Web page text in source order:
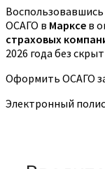
ОСАГО в Марксе в
страховых
2026 года без
Оформить ОСАГО
Электронный